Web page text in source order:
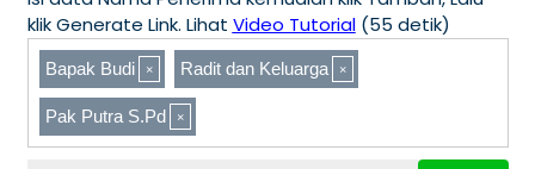
klik Generate Link. Lihat Video Tutorial(55 detik)
Bapak Budi Radit dan Keluarga
Pak Putra S.Pd